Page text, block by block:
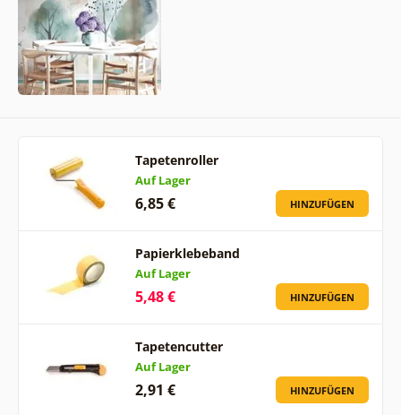
Tapetenroller
Auf Lager
6,85 € HINZUFÜGEN
Papierklebeband
Auf Lager
5,48 € HINZUFÜGEN
Tapetencutter
Auf Lager
2,91 € HINZUFÜGEN